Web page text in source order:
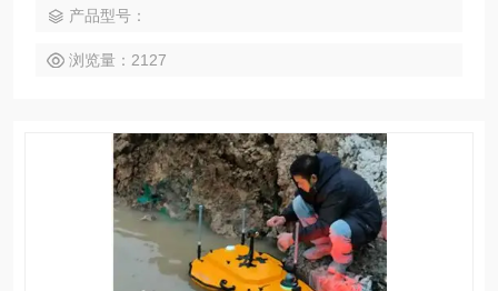
产品型号：
浏览量：2127